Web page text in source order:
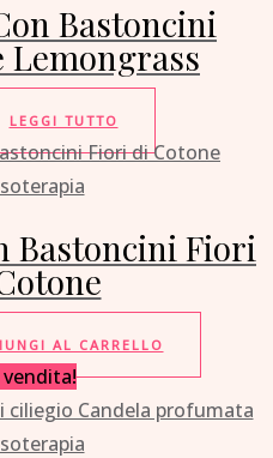
Bastoncini
Lemongrass
LEGGI TUTTO
Bastoncini Fiori
AL CARRELLO
vendita!